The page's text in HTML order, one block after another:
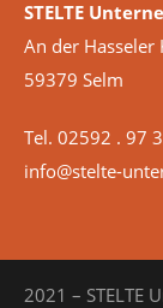
STELTE
An der Hasseler
59379 Selm
Tel. 02592 . 97
info@stelte-
2021 – STELTE